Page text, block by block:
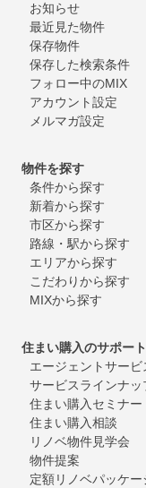
お知らせ
最近見た物件
保存物件
保存した検索条件
フォロー中のMIX
アカウント設定
メルマガ設定
物件を探す
条件から探す
新着から探す
市区から探す
路線・駅から探す
エリアから探す
こだわりから探す
MIXから探す
住まい購入のサポート
エージェントサービ
サービスラインナッ
住まい購入セミナー
住まい購入相談
リノベ物件見学会
物件提案
定額リノベパッケー